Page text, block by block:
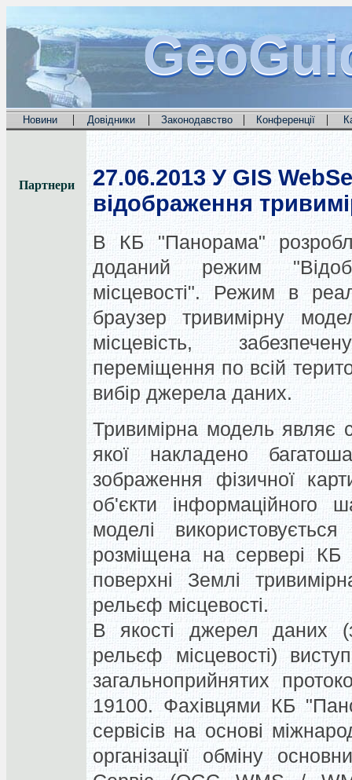
Новини | Довідники | Законодавство | Конференції |
Партнери 27.06.2013 У GIS
відображення
В КБ "Панорама"
доданий режим
місцевості".
Режим в
браузер тривимірну
місцевість,
переміщення по всій
вибір джерела даних.
Тривимірна модель
якої накладено
зображення фізичної
об'єкти інформаційного
моделі
розміщена на сервері КБ
поверхні Землі
рельєф місцевості.
В якості джерел даних
рельєф місцевості)
загальноприйнятих
19100. Фахівцями КБ
сервісів на основі
організації обміну